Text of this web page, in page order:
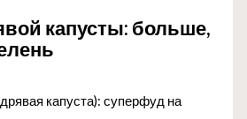
капусты: больше,